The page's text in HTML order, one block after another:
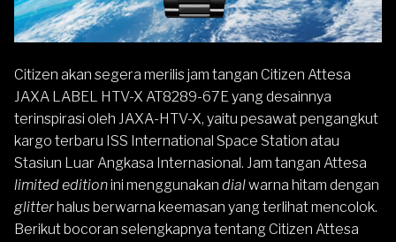
Citizen akan segera merilis jam tangan Citizen Attesa
JAXA LABEL HTV-X AT8289-67E yang desainnya
terinspirasi oleh JAXA-HTV-X, yaitu pesawat pengangkut
kargo terbaru ISS International Space Station atau
Stasiun Luar Angkasa Internasional. Jam tangan Attesa
limited editionini menggunakan dialwarna hitam dengan
glitterhalus berwarna keemasan yang terlihat mencolok.
Berikut bocoran selengkapnya tentang Citizen Attesa